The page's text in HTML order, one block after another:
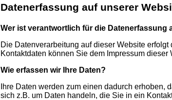
Datenerfassung auf unserer
Wer ist verantwortlich für die Datenerfassung
Die Datenverarbeitung auf dieser Website
Kontaktdaten können Sie dem Impressum dieser
Wie erfassen wir Ihre Daten?
Ihre Daten werden zum einen dadurch
sich z.B. um Daten handeln, die Sie in ein